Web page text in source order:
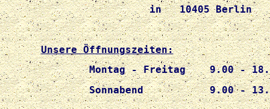
                  in   10405 Berlin
Unsere Öffnungszeiten:
Montag - Freitag    9.00 -
Sonnabend           9.00 -